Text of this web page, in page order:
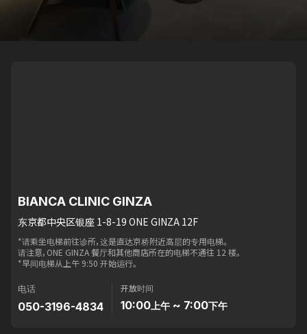
BIANCA CLINIC GINZA
东京都中央区银座 1-8-19 ONE GINZA 12F
*请乘坐电梯前往诊所，这是直达京桥附近高层的专用电梯。
请注意，ONE GINZA 餐厅和其他商店所在的电梯不通往 12 楼。
*早间电梯从上午 9:50 开始运行。
电话
050-3196-4834
开放时间
10:00 上午 ~ 7:00下午